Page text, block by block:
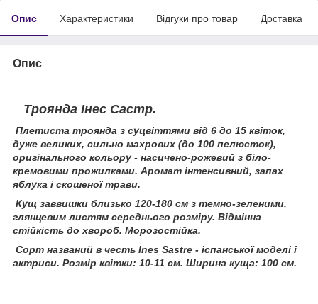
Опис Характеристики Відгуки про товар Доставка
Опис
Троянда Інес Састр.
Плетиста троянда з суцвіттями від 6 до 15 квіток,
дуже великих, сильно махрових (до 100 пелюсток),
оригінального кольору - насичено-рожевий з біло-
кремовими прожилками. Аромат інтенсивний, запах
яблука і скошеної трави.
Кущ заввишки близько 120-180 см з темно-зеленими,
глянцевим листям середнього розміру. Відмінна
стійкість до хвороб. Морозостійка.
Сорт названий в честь Ines Sastre - іспанської моделі і
актриси. Розмір квітки: 10-11 см. Ширина куща: 100 см.